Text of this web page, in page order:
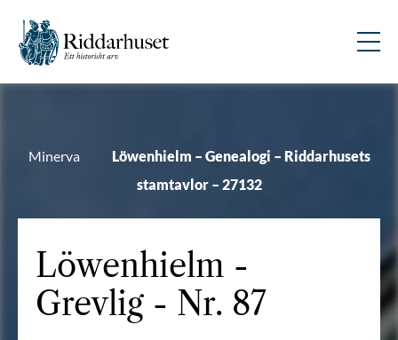
Minerva
Löwenhielm – Genealogi – Riddarhusets
stamtavlor – 27132
Löwenhielm -
Grevlig - Nr. 87